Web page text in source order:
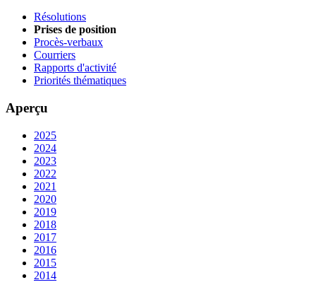
Résolutions
Prises de position
Procès-verbaux
Courriers
Rapports d'activité
Priorités thématiques
Aperçu
2025
2024
2023
2022
2021
2020
2019
2018
2017
2016
2015
2014